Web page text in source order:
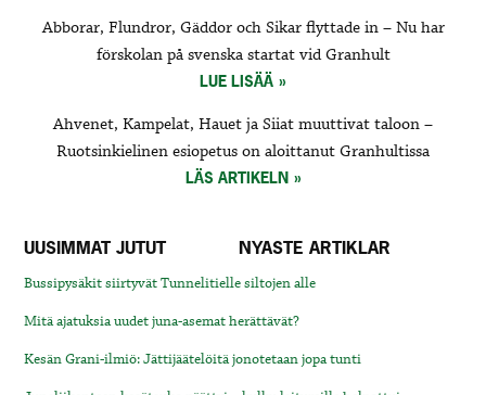
MAINOSTAJILLE
FÖR
ANNONSÖRER
Abborar, Flundror, Gäddor och Sikar flyttade in – Nu har
förskolan på svenska startat vid Granhult
LUE LISÄÄ
Ahvenet, Kampelat, Hauet ja Siiat muuttivat taloon –
Ruotsinkielinen esiopetus on aloittanut Granhultissa
LÄS ARTIKELN
UUSIMMAT JUTUT NYASTE ARTIKLAR
Bussipysäkit siirtyvät Tunnelitielle siltojen alle
Mitä ajatuksia uudet juna-asemat herättävät?
Kesän Grani-ilmiö: Jättijäätelöitä jonotetaan jopa tunti